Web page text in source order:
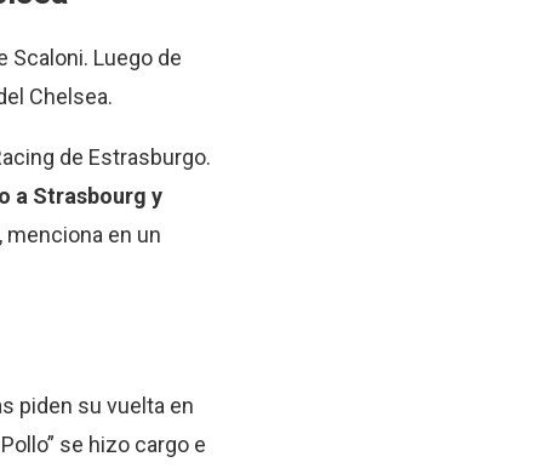
Scaloni. Luego de
Chelsea.
de Estrasburgo.
a Strasbourg y
menciona en un
piden su vuelta en
se hizo cargo e